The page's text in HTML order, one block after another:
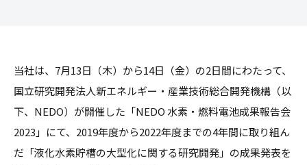
当社は、 7月13日（木）から14日（金）の2日間にわたって、
国⽴研究開発法⼈新エネルギー・産業技術総合開発機構（以
下、 NEDO）が開催した「NEDO⽔素・燃料電池成果報告会
2023 」にて、 2019年度から2022年度までの4年間に取り組ん
だ「液化⽔素貯槽の⼤型化に関する研究開発」の成果発表を